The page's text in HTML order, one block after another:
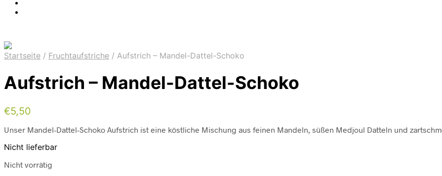
Startseite / Fruchtaufstriche / Aufstrich – Mandel-Dattel-Schoko
Aufstrich – Mandel-Dattel-Schoko
€5,50
Unser Mandel-Dattel-Schoko Aufstrich ist eine köstliche Mischung aus feinen Mandeln, süßen Medjoul Datteln und
Nicht lieferbar
Nicht vorrätig